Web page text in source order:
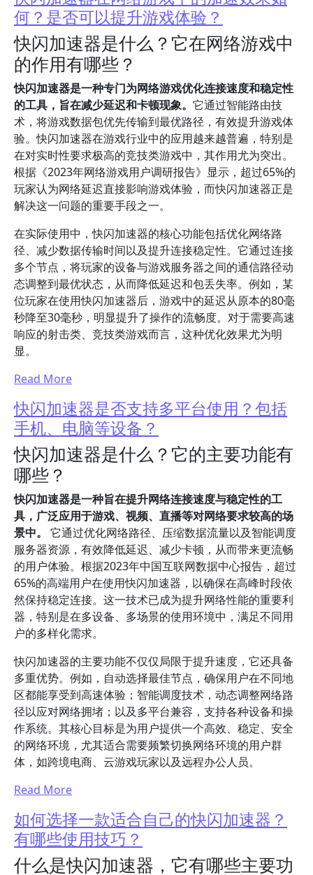
何？是否可以提升游戏体验？
快闪加速器是什么？它在网络游戏中
的作用有哪些？
快闪加速器是一种专门为网络游戏优化连接速度和稳定性
的工具，旨在减少延迟和卡顿现象。 它通过智能路由技
术，将游戏数据包优先传输到最优路径，有效提升游戏体
验。快闪加速器在游戏行业中的应用越来越普遍，特别是
在对实时性要求极高的竞技类游戏中，其作用尤为突出。
根据《2023年网络游戏用户调研报告》显示，超过65%的
玩家认为网络延迟直接影响游戏体验，而快闪加速器正是
解决这一问题的重要手段之一。
在实际使用中，快闪加速器的核心功能包括优化网络路
径、减少数据传输时间以及提升连接稳定性。它通过连接
多个节点，将玩家的设备与游戏服务器之间的通信路径动
态调整到最优状态，从而降低延迟和包丢失率。例如，某
位玩家在使用快闪加速器后，游戏中的延迟从原本的80毫
秒降至30毫秒，明显提升了操作的流畅度。对于需要高速
响应的射击类、竞技类游戏而言，这种优化效果尤为明
显。
Read More
快闪加速器是否支持多平台使用？包括
手机、电脑等设备？
快闪加速器是什么？它的主要功能有
哪些？
快闪加速器是一种旨在提升网络连接速度与稳定性的工
具，广泛应用于游戏、视频、直播等对网络要求较高的场
景中。
它通过优化网络路径、压缩数据流量以及智能调度
服务器资源，有效降低延迟、减少卡顿，从而带来更流畅
的用户体验。根据2023年中国互联网数据中心报告，超过
65%的高端用户在使用快闪加速器，以确保在高峰时段依
然保持稳定连接。这一技术已成为提升网络性能的重要利
器，特别是在多设备、多场景的使用环境中，满足不同用
户的多样化需求。
快闪加速器的主要功能不仅仅局限于提升速度，它还具备
多重优势。例如，自动选择最佳节点，确保用户在不同地
区都能享受到高速体验；智能调度技术，动态调整网络路
径以应对网络拥堵；以及多平台兼容，支持各种设备和操
作系统。其核心目标是为用户提供一个高效、稳定、安全
的网络环境，尤其适合需要频繁切换网络环境的用户群
体，如跨境电商、云游戏玩家以及远程办公人员。
Read More
如何选择一款适合自己的快闪加速器？
有哪些使用技巧？
什么是快闪加速器，它有哪些主要功